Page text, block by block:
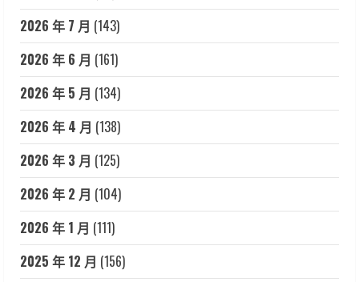
2026 年 7 月 (143)
2026 年 6 月 (161)
2026 年 5 月 (134)
2026 年 4 月 (138)
2026 年 3 月 (125)
2026 年 2 月 (104)
2026 年 1 月 (111)
2025 年 12 月 (156)